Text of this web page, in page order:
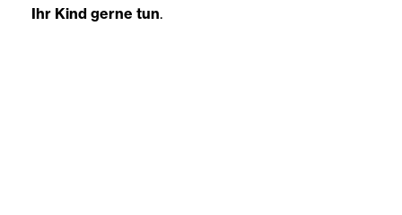
Ihr Kind gerne tun.